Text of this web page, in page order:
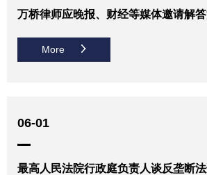
万桥律师应晚报、财经等媒体邀请解
More
06-01
最高人民法院行政庭负责人谈反垄断